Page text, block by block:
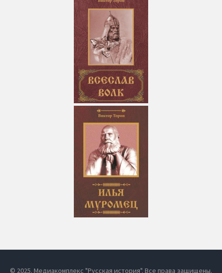
© 2025. Медиакомплекс "Русская история". Все права защищены.